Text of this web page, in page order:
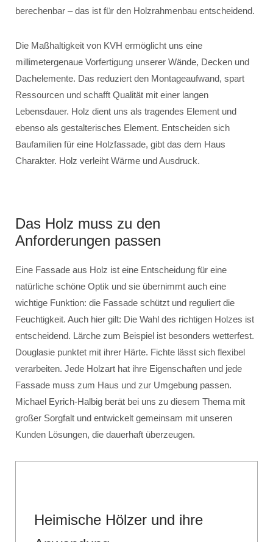
berechenbar – das ist für den Holzrahmenbau entscheidend.
Die Maßhaltigkeit von KVH ermöglicht uns eine
millimetergenaue Vorfertigung unserer Wände, Decken und
Dachelemente. Das reduziert den Montageaufwand, spart
Ressourcen und schafft Qualität mit einer langen
Lebensdauer. Holz dient uns als tragendes Element und
ebenso als gestalterisches Element. Entscheiden sich
Baufamilien für eine Holzfassade, gibt das dem Haus
Charakter. Holz verleiht Wärme und Ausdruck.
Das Holz muss zu den
Anforderungen passen
Eine Fassade aus Holz ist eine Entscheidung für eine
natürliche schöne Optik und sie übernimmt auch eine
wichtige Funktion: die Fassade schützt und reguliert die
Feuchtigkeit. Auch hier gilt: Die Wahl des richtigen Holzes ist
entscheidend. Lärche zum Beispiel ist besonders wetterfest.
Douglasie punktet mit ihrer Härte. Fichte lässt sich flexibel
verarbeiten. Jede Holzart hat ihre Eigenschaften und jede
Fassade muss zum Haus und zur Umgebung passen.
Michael Eyrich-Halbig berät bei uns zu diesem Thema mit
großer Sorgfalt und entwickelt gemeinsam mit unseren
Kunden Lösungen, die dauerhaft überzeugen.
Heimische Hölzer und ihre